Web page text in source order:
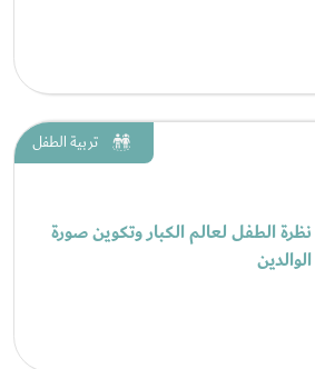
تربية الطفل
نظرة الطفل لعالم الكبار وتكوين صورة
الوالدين